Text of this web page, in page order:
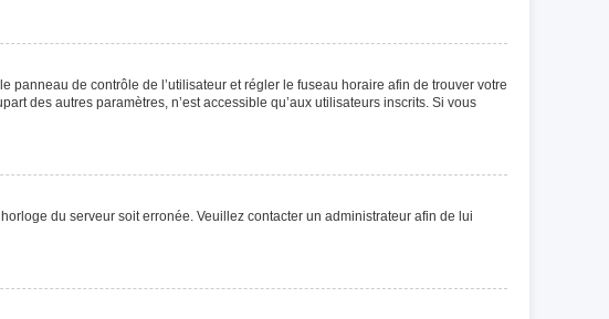
panneau de contrôle de l’utilisateur et régler le fuseau horaire afin de trouver votre
des autres paramètres, n’est accessible qu’aux utilisateurs inscrits. Si vous
du serveur soit erronée. Veuillez contacter un administrateur afin de lui